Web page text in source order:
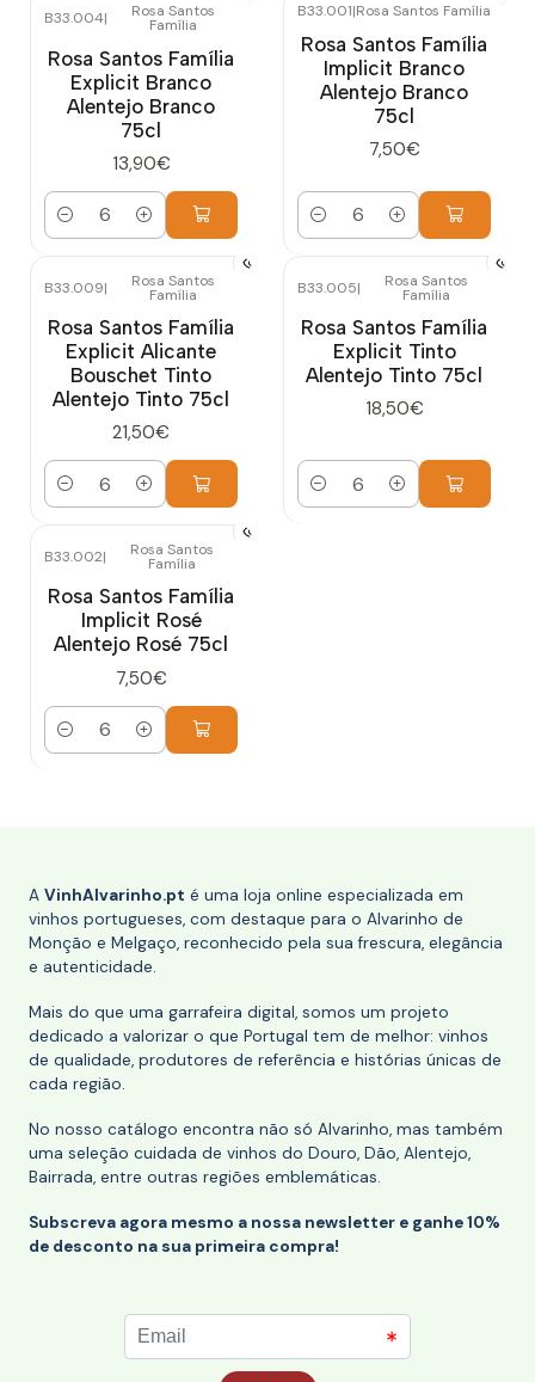
B33.004| Rosa Santos
Família
Rosa Santos Família
Explicit Branco
Alentejo Branco
75cl
13,90€
Quantidade
B33.001|Rosa Santos Família
Rosa Santos Família
Implicit Branco
Alentejo Branco
75cl
7,50€
Quantidade
B33.009| Rosa Santos
Família
Rosa Santos Família
Explicit Alicante
Bouschet Tinto
Alentejo Tinto 75cl
21,50€
Quantidade
B33.005| Rosa Santos
Família
Rosa Santos Família
Explicit Tinto
Alentejo Tinto 75cl
18,50€
Quantidade
B33.002| Rosa Santos
Família
Rosa Santos Família
Implicit Rosé
Alentejo Rosé 75cl
7,50€
Quantidade
A VinhAlvarinho.pt é uma loja online especializada em
vinhos portugueses, com destaque para o Alvarinho de
Monção e Melgaço, reconhecido pela sua frescura, elegância
e autenticidade.
Mais do que uma garrafeira digital, somos um projeto
dedicado a valorizar o que Portugal tem de melhor: vinhos
de qualidade, produtores de referência e histórias únicas de
cada região.
No nosso catálogo encontra não só Alvarinho, mas também
uma seleção cuidada de vinhos do Douro, Dão, Alentejo,
Bairrada, entre outras regiões emblemáticas.
Subscreva agora mesmo a nossa newsletter e ganhe 10%
de desconto na sua primeira compra!